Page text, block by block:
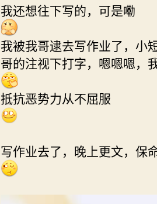
我还想往下写的，可是嘞
我被我哥逮去写作业了，小
哥的注视下打字，嗯嗯嗯，
抵抗恶势力从不屈服
写作业去了，晚上更文，保